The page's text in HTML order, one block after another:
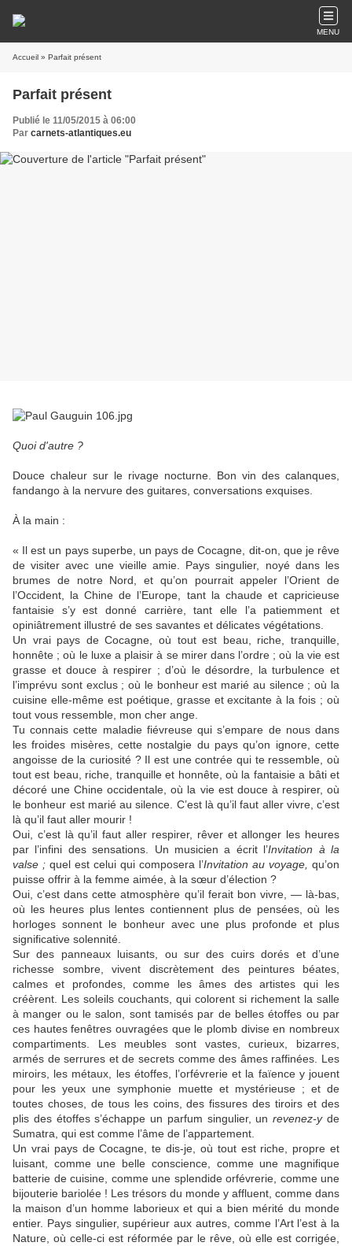
MENU
Accueil » Parfait présent
Parfait présent
Publié le 11/05/2015 à 06:00
Par carnets-atlantiques.eu
Quoi d'autre ?
Douce chaleur sur le rivage nocturne. Bon vin des calanques,
fandango à la nervure des guitares, conversations exquises.
À la main :
« Il est un pays superbe, un pays de Cocagne, dit-on, que je rêve
de visiter avec une vieille amie. Pays singulier, noyé dans les
brumes de notre Nord, et qu’on pourrait appeler l’Orient de
l’Occident, la Chine de l’Europe, tant la chaude et capricieuse
fantaisie s’y est donné carrière, tant elle l’a patiemment et
opiniâtrement illustré de ses savantes et délicates végétations.
Un vrai pays de Cocagne, où tout est beau, riche, tranquille,
honnête ; où le luxe a plaisir à se mirer dans l’ordre ; où la vie est
grasse et douce à respirer ; d’où le désordre, la turbulence et
l’imprévu sont exclus ; où le bonheur est marié au silence ; où la
cuisine elle-même est poétique, grasse et excitante à la fois ; où
tout vous ressemble, mon cher ange.
Tu connais cette maladie fiévreuse qui s’empare de nous dans
les froides misères, cette nostalgie du pays qu’on ignore, cette
angoisse de la curiosité ? Il est une contrée qui te ressemble, où
tout est beau, riche, tranquille et honnête, où la fantaisie a bâti et
décoré une Chine occidentale, où la vie est douce à respirer, où
le bonheur est marié au silence. C’est là qu’il faut aller vivre, c’est
là qu’il faut aller mourir !
Oui, c’est là qu’il faut aller respirer, rêver et allonger les heures
par l’infini des sensations. Un musicien a écrit l’Invitation à la
valse ; quel est celui qui composera l’Invitation au voyage, qu’on
puisse offrir à la femme aimée, à la sœur d’élection ?
Oui, c’est dans cette atmosphère qu’il ferait bon vivre, — là-bas,
où les heures plus lentes contiennent plus de pensées, où les
horloges sonnent le bonheur avec une plus profonde et plus
significative solennité.
Sur des panneaux luisants, ou sur des cuirs dorés et d’une
richesse sombre, vivent discrètement des peintures béates,
calmes et profondes, comme les âmes des artistes qui les
créèrent. Les soleils couchants, qui colorent si richement la salle
à manger ou le salon, sont tamisés par de belles étoffes ou par
ces hautes fenêtres ouvragées que le plomb divise en nombreux
compartiments. Les meubles sont vastes, curieux, bizarres,
armés de serrures et de secrets comme des âmes raffinées. Les
miroirs, les métaux, les étoffes, l’orfévrerie et la faïence y jouent
pour les yeux une symphonie muette et mystérieuse ; et de
toutes choses, de tous les coins, des fissures des tiroirs et des
plis des étoffes s’échappe un parfum singulier, unrevenez-yde
Sumatra, qui est comme l’âme de l’appartement.
Un vrai pays de Cocagne, te dis-je, où tout est riche, propre et
luisant, comme une belle conscience, comme une magnifique
batterie de cuisine, comme une splendide orfévrerie, comme une
bijouterie bariolée ! Les trésors du monde y affluent, comme dans
la maison d’un homme laborieux et qui a bien mérité du monde
entier. Pays singulier, supérieur aux autres, comme l’Art l’est à la
Nature, où celle-ci est réformée par le rêve, où elle est corrigée,